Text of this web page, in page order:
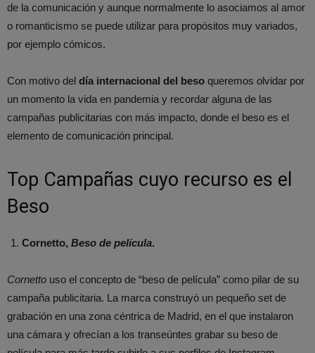
de la comunicación y aunque normalmente lo asociamos al amor
o romanticismo se puede utilizar para propósitos muy variados,
por ejemplo cómicos.
Con motivo del día internacional del beso queremos olvidar por
un momento la vida en pandemia y recordar alguna de las
campañas publicitarias con más impacto, donde el beso es el
elemento de comunicación principal.
Top Campañas cuyo recurso es el
Beso
Cornetto, Beso de película.
Cornetto uso el concepto de “beso de película” como pilar de su
campaña publicitaria. La marca construyó un pequeño set de
grabación en una zona céntrica de Madrid, en el que instalaron
una cámara y ofrecían a los transeúntes grabar su beso de